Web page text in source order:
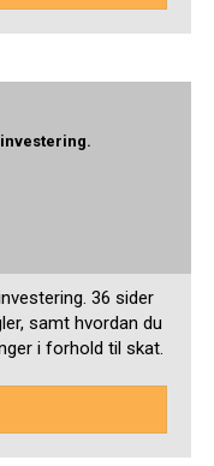
36 sider
samt hvordan du
i forhold til skat.